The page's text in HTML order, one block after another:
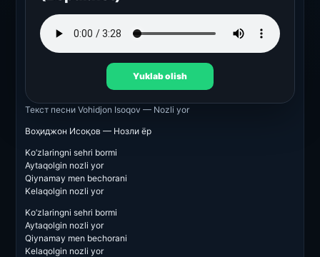
Yuklab olish
Текст песни Vohidjon Isoqov — Nozli yor
Воҳиджон Исоқов — Нозли ёр
Ko’zlaringni sehri bormi
Aytaqolgin nozli yor
Qiynamay men bechorani
Kelaqolgin nozli yor
Ko’zlaringni sehri bormi
Aytaqolgin nozli yor
Qiynamay men bechorani
Kelaqolgin nozli yor